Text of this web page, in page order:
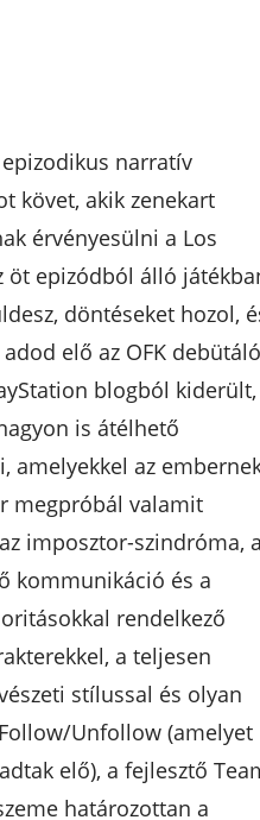
epizodikus narratív
követ, akik zenekart
érvényesülni a Los
öt epizódból álló
döntéseket hozol,
elő az OFK
blogból kiderült,
is átélhető
amelyekkel az
megpróbál valamit
imposztor-szindróma,
kommunikáció és a
rendelkező
a teljesen
stílussal és olyan
Unfollow (amelyet
elő), a fejlesztő
határozottan a